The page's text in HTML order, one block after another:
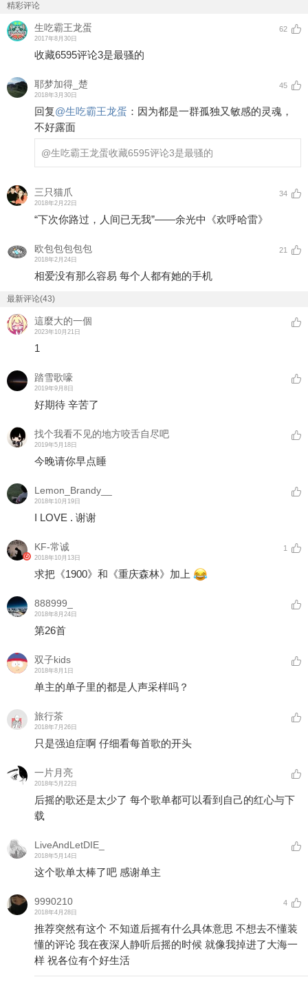
精彩评论
生吃霸王龙蛋
2017年8月30日
62
收藏6595评论3是最骚的
耶梦加得_楚
2018年3月30日
45
回复@生吃霸王龙蛋 ： 因为都是一群孤独又敏感的灵魂，
不好露面
@生吃霸王龙蛋收藏6595评论3是最骚的
三只猫爪
2018年2月22日
34
“下次你路过，人间已无我”――余光中《欢呼哈雷》
欧包包包包包
2018年2月24日
21
相爱没有那么容易 每个人都有她的手机
最新评论(43)
這麼大的一個
2023年10月21日
1
踏雪歌嚎
2019年9月8日
好期待 辛苦了
找个我看不见的地方咬舌自尽吧
2019年5月18日
今晚请你早点睡
Lemon_Brandy__
2018年10月19日
I LOVE . 谢谢
KF-常诚
2018年10月13日
1
求把《1900》和《重庆森林》加上
888999_
2018年8月24日
第26首
双子kids
2018年8月1日
单主的单子里的都是人声采样吗？
旅行茶
2018年7月26日
只是强迫症啊 仔细看每首歌的开头
一片月亮
2018年5月22日
后摇的歌还是太少了 每个歌单都可以看到自己的红心与下
载
LiveAndLetDIE_
2018年5月14日
这个歌单太棒了吧 感谢单主
9990210
2018年4月28日
4
推荐突然有这个 不知道后摇有什么具体意思 不想去不懂装
懂的评论 我在夜深人静听后摇的时候 就像我掉进了大海一
样 祝各位有个好生活